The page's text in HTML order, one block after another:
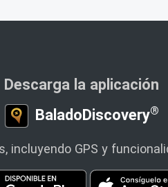
Descarga la aplicación
BaladoDiscovery®
incluyendo GPS y